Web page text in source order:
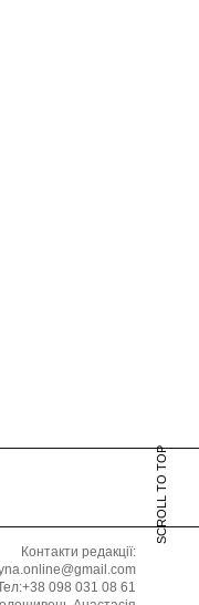
SCROLL TO TOP
Контакти редакції:
098 031 08 61